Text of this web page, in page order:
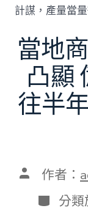
計謀，產量當
當地
凸顯
往半
文 作者：
分
類
分類